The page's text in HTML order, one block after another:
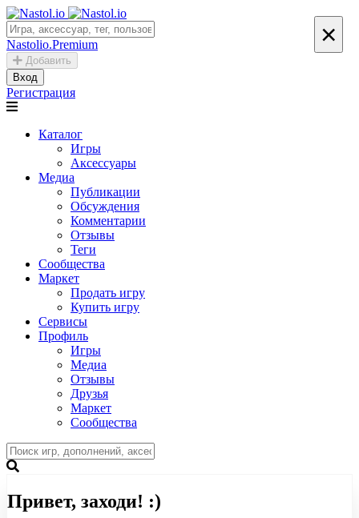
Nastolio.Premium
Добавить
Вход
Регистрация
Каталог
Игры
Аксессуары
Медиа
Публикации
Обсуждения
Комментарии
Отзывы
Теги
Сообщества
Маркет
Продать игру
Купить игру
Сервисы
Профиль
Игры
Медиа
Отзывы
Друзья
Маркет
Сообщества
×
Привет, заходи! :)